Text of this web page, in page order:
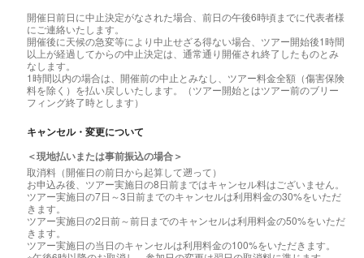
開催日前日に中止決定がなされた場合、前日の午後6時頃までに代表者様
にご連絡いたします。
開催後に天候の急変等により中止せざる得ない場合、ツアー開始後1時間
以上が経過してからの中止決定は、通常通り開催され終了したものとみ
なします。
1時間以内の場合は、開催前の中止とみなし、ツアー料金全額（傷害保険
料を除く）を払い戻しいたします。（ツアー開始とはツアー前のブリー
フィング終了時とします）
キャンセル・変更について
＜現地払いまたは事前振込の場合＞
取消料（開催日の前日から起算して遡って）
お申込み後、ツアー実施日の8日前まではキャンセル料はございません。
ツアー実施日の7日～3日前までのキャンセルは利用料金の30%をいただ
きます。
ツアー実施日の2日前～前日までのキャンセルは利用料金の50%をいただ
きます。
ツアー実施日の当日のキャンセルは利用料金の100%をいただきます。